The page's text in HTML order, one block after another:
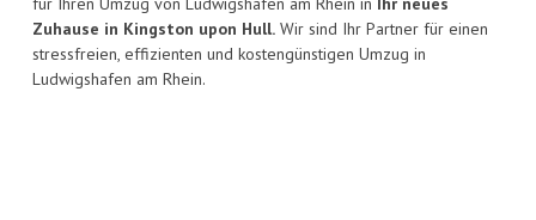
Zuhause in Kingston upon Hull. Wir sind Ihr Partner für einen
stressfreien, effizienten und kostengünstigen Umzug in
Ludwigshafen am Rhein.